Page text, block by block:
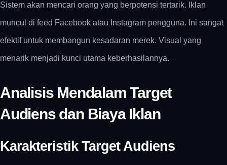
Sistem akan mencari orang yang berpotensi tertarik. Iklan
muncul di feed Facebook atau Instagram pengguna. Ini sangat
efektif untuk membangun kesadaran merek. Visual yang
menarik menjadi kunci utama keberhasilannya.
Analisis Mendalam Target
Audiens dan Biaya Iklan
Karakteristik Target Audiens